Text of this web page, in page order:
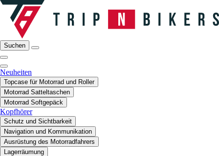
Suchen
Neuheiten
Topcase für Motorrad und Roller
Motorrad Satteltaschen
Motorrad Softgepäck
Kopfhörer
Schutz und Sichtbarkeit
Navigation und Kommunikation
Ausrüstung des Motorradfahrers
Lagerräumung